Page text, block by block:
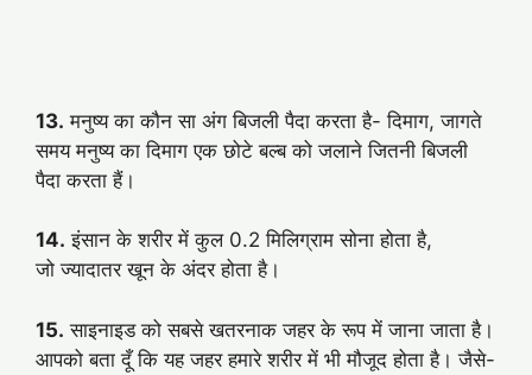
13. मनुष्य का कौन सा अंग बिजली पैदा करता है- दिमाग, जागते
समय मनुष्य का दिमाग एक छोटे बल्ब को जलाने जितनी बिजली
पैदा करता हैं।
14. इंसान के शरीर में कुल 0.2 मिलिग्राम सोना होता है,
जो ज्यादातर खून के अंदर होता है।
15. साइनाइड को सबसे खतरनाक जहर के रूप में जाना जाता है।
आपको बता दूँ कि यह जहर हमारे शरीर में भी मौजूद होता है। जैसे-